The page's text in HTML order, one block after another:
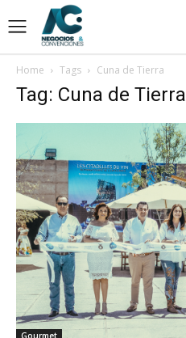
Home Tags Cuna de Tierra
Tag: Cuna de Tierra
Gourmet